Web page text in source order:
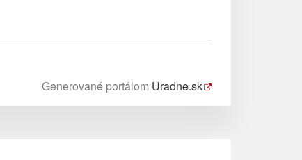
Generované portálom Uradne.sk